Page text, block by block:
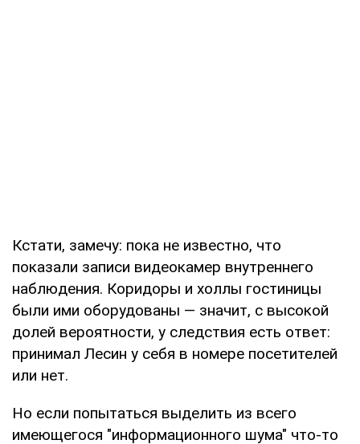
Кстати, замечу: пока не известно, что
показали записи видеокамер внутреннего
наблюдения. Коридоры и холлы гостиницы
были ими оборудованы — значит, с высокой
долей вероятности, у следствия есть ответ:
принимал Лесин у себя в номере посетителей
или нет.
Но если попытаться выделить из всего
имеющегося "информационного шума" что-то